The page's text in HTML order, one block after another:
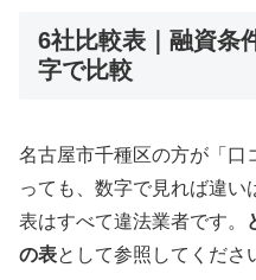
6社比較表｜融資条
字で比較
名古屋市千種区の方が「口
っても、数字で見れば違
表はすべて違法業者です。
の表として参照してくださ